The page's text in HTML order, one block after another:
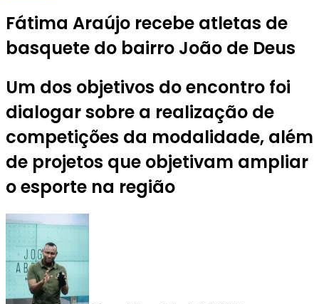
Fátima Araújo recebe atletas de
basquete do bairro João de Deus
Um dos objetivos do encontro foi
dialogar sobre a realização de
competições da modalidade, além
de projetos que objetivam ampliar
o esporte na região